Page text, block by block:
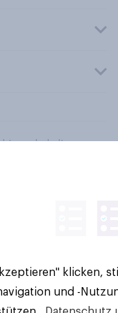
vorbehalten.
klicken,
und -